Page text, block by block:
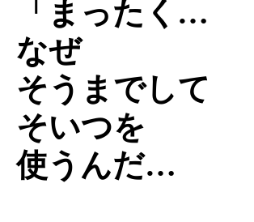
「まったく…
なぜ
そうまでして
そいつを
使うんだ…